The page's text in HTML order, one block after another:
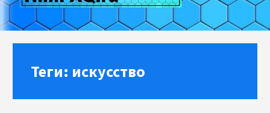
Теги: искусство